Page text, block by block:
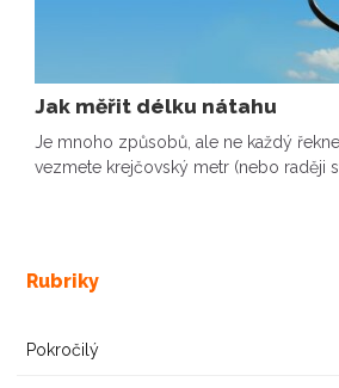
Jak měřit délku nátahu
Je mnoho způsobů, ale ne každý
vezmete krejčovský metr (nebo raději
Rubriky
Pokročilý